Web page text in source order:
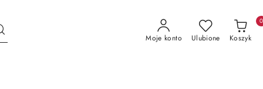
Moje konto Ulubione Koszyk
0